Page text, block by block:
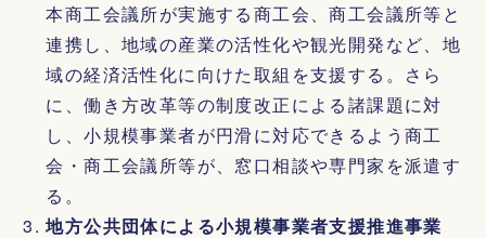
本商工会議所が実施する商工会、商工会議所等と
連携し、地域の産業の活性化や観光開発など、地
域の経済活性化に向けた取組を支援する。さら
に、働き方改革等の制度改正による諸課題に対
し、小規模事業者が円滑に対応できるよう商工
会・商工会議所等が、窓口相談や専門家を派遣す
る。
地方公共団体による小規模事業者支援推進事業